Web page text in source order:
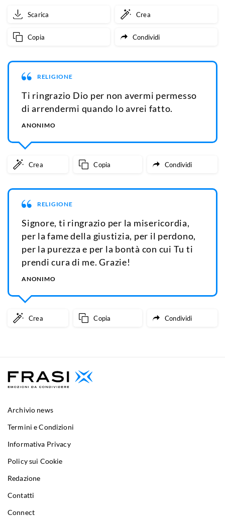
Scarica Crea
Copia Condividi
RELIGIONE
Ti ringrazio Dio per non avermi permesso
di arrendermi quando lo avrei fatto.
ANONIMO
Crea Copia Condividi
RELIGIONE
Signore, ti ringrazio per la misericordia,
per la fame della giustizia, per il perdono,
per la purezza e per la bontà con cui Tu ti
prendi cura di me. Grazie!
ANONIMO
Crea Copia Condividi
Archivio news
Termini e Condizioni
Informativa Privacy
Policy sui Cookie
Redazione
Contatti
Connect